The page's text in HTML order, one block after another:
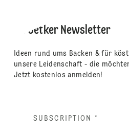
Dr. Oetker Newsletter
Ideen rund ums Backen & für
unsere Leidenschaft - die
Jetzt kostenlos anmelden!
SUBSCRIPTION *